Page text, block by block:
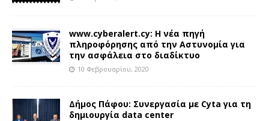
www.cyberalert.cy: Η νέα πηγή
πληροφόρησης από την Αστυνομία για
την ασφάλεια στο διαδίκτυο
10 Φεβρουαρίου, 2020
Δήμος Πάφου: Συνεργασία με Cyta για τη
δημιουργία data center